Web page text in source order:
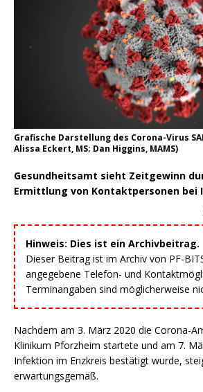
Grafische Darstellung des Corona-Virus
Alissa Eckert, MS; Dan Higgins, MAMS)
Gesundheitsamt sieht Zeitgewinn
Ermittlung von Kontaktpersonen bei
Hinweis: Dies ist ein Archivbeitrag.
Dieser Beitrag ist im Archiv von PF-
angegebene Telefon- und
Terminangaben sind möglicherweise
Nachdem am 3. März 2020 die Corona-
Klinikum Pforzheim startete und am 7.
Infektion im Enzkreis bestätigt wurde,
erwartungsgemäß.